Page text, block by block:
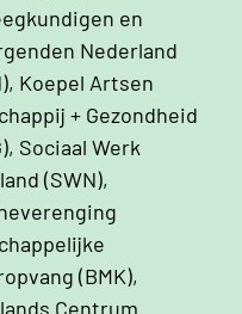
en
Nederland
Koepel Artsen
+ Gezondheid
Sociaal Werk
(SWN),
(BMK),
Centrum